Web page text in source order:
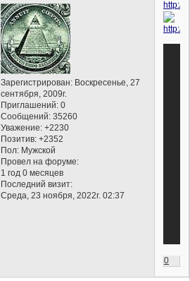
Зарегистрирован: Воскресенье, 27
сентября, 2009г.
Приглашений: 0
Сообщений: 35260
Уважение: +2230
Позитив: +2352
Пол: Мужской
Провел на форуме:
1 год 0 месяцев
Последний визит:
Среда, 23 ноября, 2022г. 02:37
0